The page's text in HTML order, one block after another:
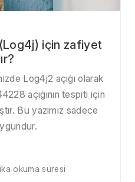
için zafiyet
Log4j2 açığı olarak
açığının tespiti için
Bu yazımız sadece
okuma süresi